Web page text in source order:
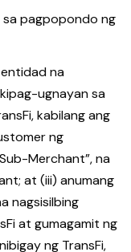
pagpopondo ng
na
ugnayan sa
kabilang ang
ng
Merchant”, na
at (iii) anumang
nagsisilbing
at gumagamit ng
ng TransFi,